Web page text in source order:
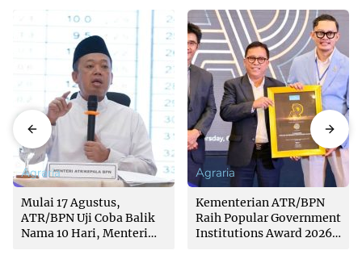
Agraria
Mulai 17 Agustus,
ATR/BPN Uji Coba Balik
Nama 10 Hari, Menteri
Agraria
Kementerian ATR/BPN
Raih Popular Government
Institutions Award 2026